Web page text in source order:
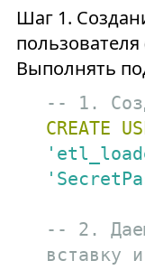
Шаг 1.
пользователя
Выполнять
-- 1.
CREATE
-- 2.
вставку